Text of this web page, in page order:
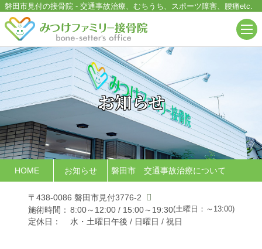
磐田市見付の接骨院 - 交通事故治療、むちうち、スポーツ障害、腰痛etc.
お知らせ
HOME お知らせ 磐田市 交通事故治療について
〒438-0086 磐田市見付3776-2
施術時間： 8:00～12:00 / 15:00～19:30(土曜日：～13:00)
定休日： 水・土曜日午後 / 日曜日 / 祝日